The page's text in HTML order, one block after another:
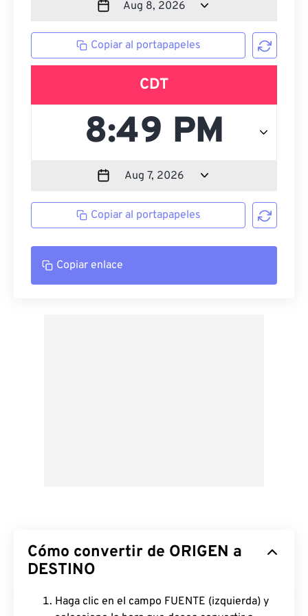
Copiar al portapapeles
CDT
Copiar al portapapeles
Copiar enlace
Cómo convertir de ORIGEN a
DESTINO
Haga clic en el campo FUENTE (izquierda) y